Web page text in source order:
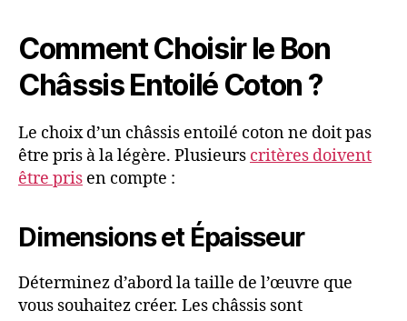
Comment Choisir le Bon
Châssis Entoilé Coton ?
Le choix d’un châssis entoilé coton ne doit pas
être pris à la légère. Plusieurs critères doivent
être pris en compte :
Dimensions et Épaisseur
Déterminez d’abord la taille de l’œuvre que
vous souhaitez créer. Les châssis sont